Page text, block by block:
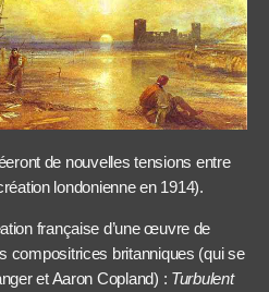
de nouvelles tensions entre
londonienne en 1914).
française d’une œuvre de
compositrices britanniques (qui se
et Aaron Copland) : Turbulent